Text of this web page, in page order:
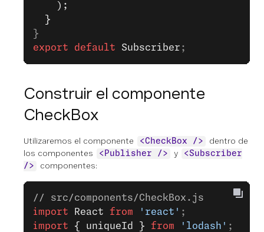
    );
  }
}
export default Subscriber ;
Construir el componente
CheckBox
Utilizaremos el componente <CheckBox />
dentro de
los componentes
<Publisher /> y
<Subscriber
/>
componentes:
// src/components/CheckBox.js
import React from 'react' ;
import { uniqueId } from 'lodash' ;